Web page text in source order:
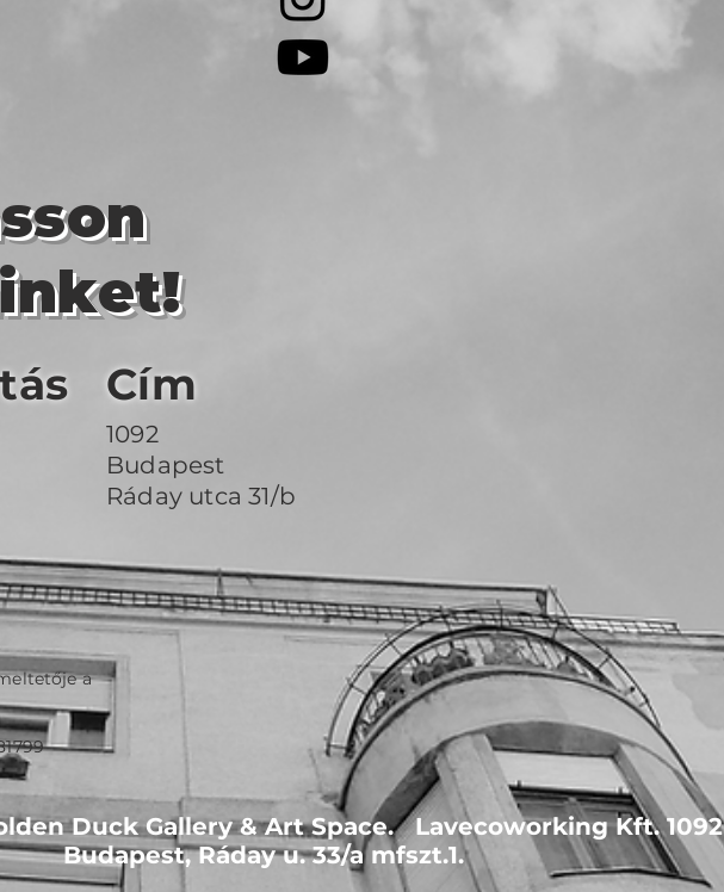
Cím
1092
Budapest
Ráday utca 31/b
a
Duck Gallery & Art Space. Lavecoworking Kft. 1092
Budapest, Ráday u. 33/a mfszt.1.